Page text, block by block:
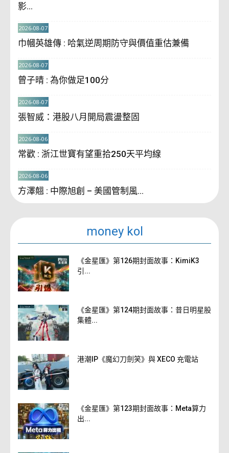
影...
巾幗英雄傳 : 哈氣逆周期防守與價值重估兼備
2026-08-07
曾子晴 : 為你做足100分
2026-08-07
張智威：港股八月開局震盪整固
2026-08-07
常歡 : 浙江世寶有望重拾250天平均線
2026-08-06
方澤翹 : 中際旭創 – 美國管制風...
2026-08-06
money kol
《金星匯》第126期封面故事：KimiK3
引...
《金星匯》第124期封面故事：昔日明星股
集體...
港潮IP《魔幻刀劍笑》與 XECO 充電站
《金星匯》第123期封面故事：Meta算力
出...